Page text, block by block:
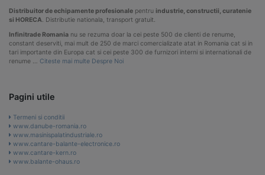
Distribuitor de echipamente profesionale pentru industrie, constructii, curatenie
si HORECA. Distributie nationala, transport gratuit.
Infinitrade Romania nu se rezuma doar la cei peste 500 de clienti de renume,
constant deserviti, mai mult de 250 de marci comercializate atat in Romania cat si in
tari importante din Europa cat si cei peste 300 de furnizori interni si internationali de
renume … Citeste mai multe Despre Noi
Pagini utile
Termeni si conditii
www.danube-romania.ro
www.masinispalatindustriale.ro
www.cantare-balante-electronice.ro
www.cantare-kern.ro
www.balante-ohaus.ro